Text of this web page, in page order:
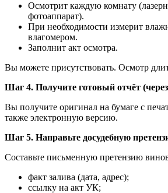
Осмотрит каждую комнату
фотоаппарат).
При необходимости измерит
влагомером.
Заполнит акт осмотра.
Вы можете присутствовать. Осмотр
Шаг 4. Получите готовый отчёт
Вы получите оригинал на бумаге с
также электронную версию.
Шаг 5. Направьте досудебную
Составьте письменную претензию
факт залива (дата, адрес);
ссылку на акт УК;